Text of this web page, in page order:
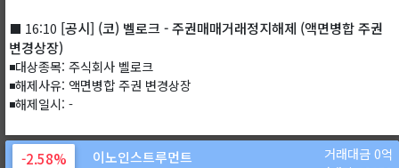
⬛ 16:10 [공시] (코) 벨로크 - 주권매매거래정지해제 (액면병합 주권
변경상장)
◾대상종목: 주식회사 벨로크
◾해제사유: 액면병합 주권 변경상장
◾해제일시: -
-2.58% 이노인스트루먼트
거래대금 0억